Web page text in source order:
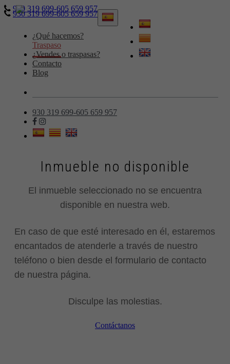
930 319 699-605 659 957
930 319 699-605 659 957
Toggle
navigation
¿Qué hacemos?
Traspaso
¿Vendes o traspasas?
Contacto
Blog
930 319 699-605 659 957
Inmueble no disponible
El inmueble seleccionado no se encuentra
disponible en nuestra web.
En caso de que esté interesado en él, estaremos
encantados de atenderle a través de nuestro
teléfono o bien desde el formulario de contacto
de nuestra página.
Disculpe las molestias.
Contáctanos